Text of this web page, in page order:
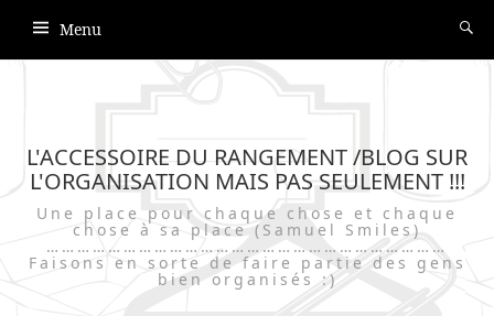
Menu
L'ACCESSOIRE DU RANGEMENT /BLOG SUR
L'ORGANISATION MAIS PAS SEULEMENT !!!
Une place pour chaque chose et chaque
chose à sa place (Samuel Smiles)
……………………………………………………………………
Faisons en sorte de faire partie des gens
bien organisés :)